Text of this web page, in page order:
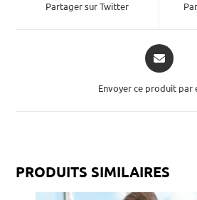
Partager sur Twitter
Envoyer ce produit par
PRODUITS SIMILAIRES